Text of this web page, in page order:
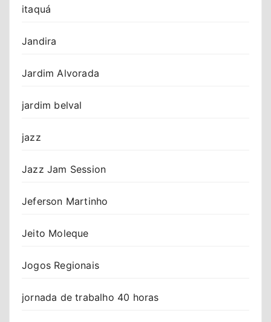
itaquá
Jandira
Jardim Alvorada
jardim belval
jazz
Jazz Jam Session
Jeferson Martinho
Jeito Moleque
Jogos Regionais
jornada de trabalho 40 horas